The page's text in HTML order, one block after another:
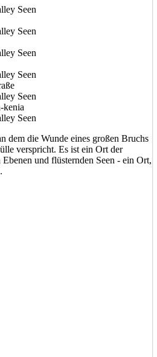
Seen
Seen
Seen
Seen
Seen
Seen
dem die Wunde eines großen Bruchs
verspricht. Es ist ein Ort der
und flüsternden Seen - ein Ort,